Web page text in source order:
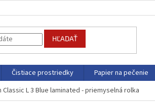
HĽADAŤ
Čistiace prostriedky Papier na pečenie
Classic L 3 Blue laminated - priemyselná rolka